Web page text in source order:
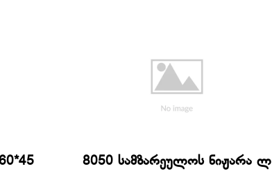
8050 სამზარეულოს ნიჟარა ლ